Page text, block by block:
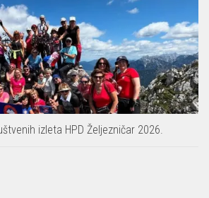
Tom
izleta HPD Željezničar 2026.